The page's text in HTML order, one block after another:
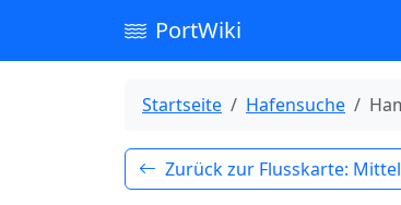
PortWiki
Startseite Hafensuche
Zurück zur Flusskarte: